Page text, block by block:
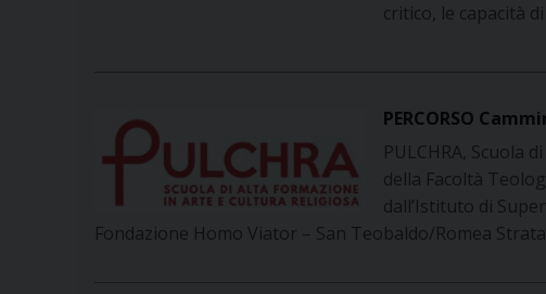
critico, le capacità
PERCORSO
PULCHRA, Scuola
della Facoltà
dall’Istituto di
Fondazione Homo Viator – San Teobaldo/Romea